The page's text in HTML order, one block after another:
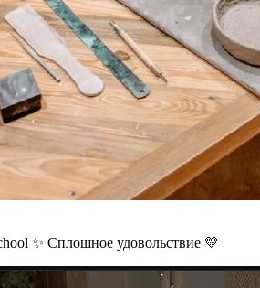
✨ Сплошное удовольствие 💛